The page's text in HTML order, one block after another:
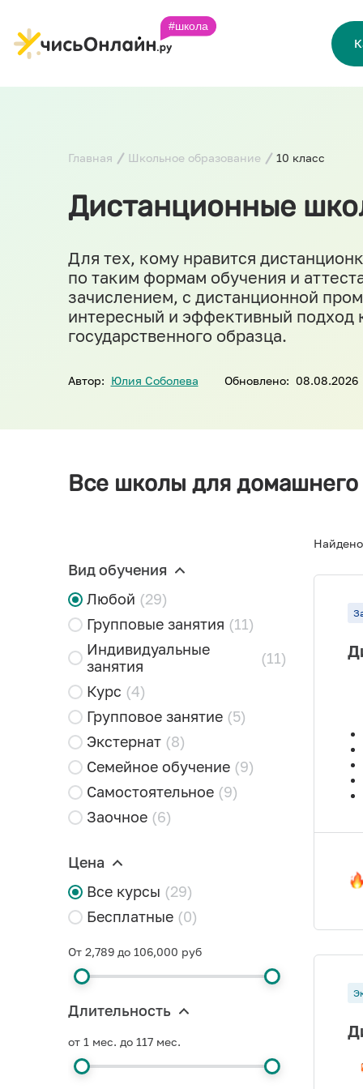
Главная Школьное образование 10 класс
Дистанционные
Для тех, кому нравится
по таким формам обучения и
зачислением, с дистанционной
интересный и эффективный подход
государственного образца.
Автор: Юлия Соболева Обновлено: 08.08.2026
Все школы для домашнего
Вид обучения
Любой (29)
Групповые занятия (11)
Индивидуальные
занятия
(11)
Курс (4)
Групповое занятие (5)
Экстернат (8)
Семейное обучение (9)
Самостоятельное (9)
Заочное (6)
Цена
Все курсы (29)
Бесплатные (0)
От 2,789 до 106,000 руб
Длительность
от 1 мес. до 117 мес.